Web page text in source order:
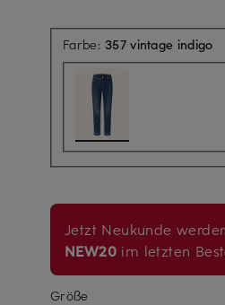
Farbe:357 vintage indigo
Jetzt Neukunde
NEW20 im letzten
Größe